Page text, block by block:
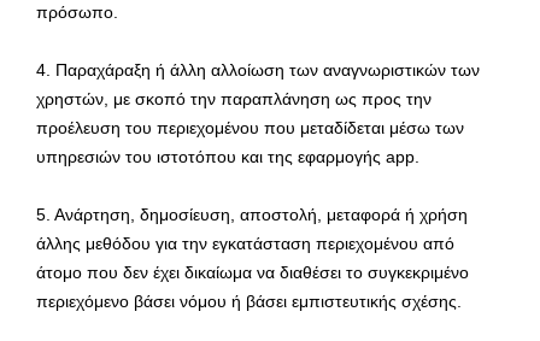
πρόσωπο.
4. Παραχάραξη ή άλλη αλλοίωση των αναγνωριστικών των
χρηστών, με σκοπό την παραπλάνηση ως προς την
προέλευση του περιεχομένου που μεταδίδεται μέσω των
υπηρεσιών του ιστοτόπου και της εφαρμογής app.
5. Ανάρτηση, δημοσίευση, αποστολή, μεταφορά ή χρήση
άλλης μεθόδου για την εγκατάσταση περιεχομένου από
άτομο που δεν έχει δικαίωμα να διαθέσει το συγκεκριμένο
περιεχόμενο βάσει νόμου ή βάσει εμπιστευτικής σχέσης.